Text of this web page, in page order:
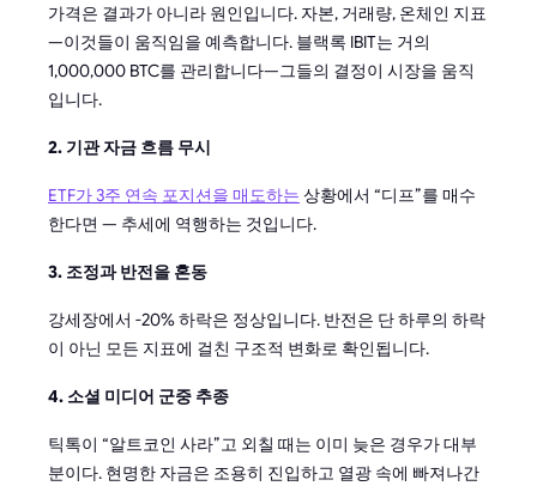
가격은 결과가 아니라 원인입니다. 자본, 거래량, 온체인 지표
—이것들이 움직임을 예측합니다. 블랙록 IBIT는 거의
1,000,000 BTC를 관리합니다—그들의 결정이 시장을 움직
입니다.
2. 기관 자금 흐름 무시
ETF가 3주 연속 포지션을 매도하는 상황에서 “디프”를 매수
한다면 — 추세에 역행하는 것입니다.
3. 조정과 반전을 혼동
강세장에서 -20% 하락은 정상입니다. 반전은 단 하루의 하락
이 아닌 모든 지표에 걸친 구조적 변화로 확인됩니다.
4. 소셜 미디어 군중 추종
틱톡이 “알트코인 사라”고 외칠 때는 이미 늦은 경우가 대부
분이다. 현명한 자금은 조용히 진입하고 열광 속에 빠져나간